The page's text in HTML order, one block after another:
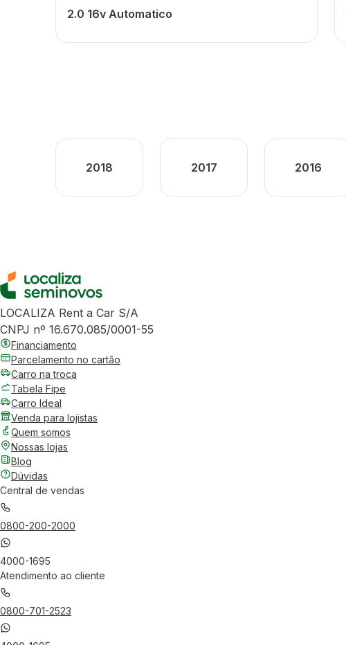
2.0 16v Automatico
2018 2017 2016
LOCALIZA Rent a Car S/A
CNPJ nº 16.670.085/0001-55
Financiamento
Parcelamento no cartão
Carro na troca
Tabela Fipe
Carro Ideal
Venda para lojistas
Quem somos
Nossas lojas
Blog
Dúvidas
Central de vendas
0800-200-2000
4000-1695
Atendimento ao cliente
0800-701-2523